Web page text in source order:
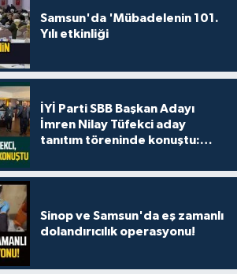
Samsun'da 'Mübadelenin 101.
Yılı etkinliği
İYİ Parti SBB Başkan Adayı
İmren Nilay Tüfekci aday
tanıtım töreninde konuştu:
Sinop ve Samsun'da eş zamanlı
dolandırıcılık operasyonu!